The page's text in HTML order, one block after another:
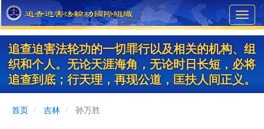
Skip
to
main
content
追查迫害法轮功的一切罪行以及相关的机构、组
织和个人。无论天涯海角，无论时日长短，必将
追查到底；行天理，再现公道，匡扶人间正义。
首页 吉林 孙万胜